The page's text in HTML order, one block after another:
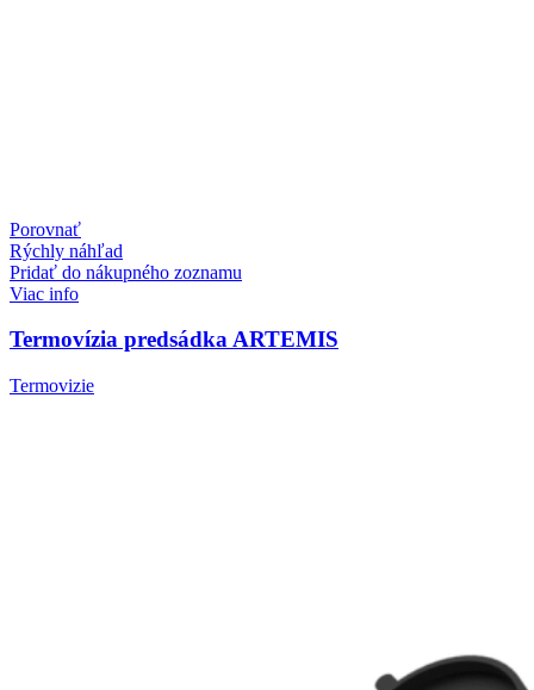
Porovnať
Rýchly náhľad
Pridať do nákupného zoznamu
Viac info
Termovízia predsádka ARTEMIS
Termovizie